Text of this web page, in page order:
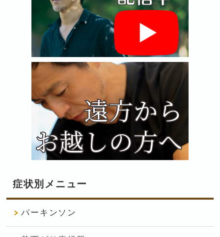
症状別メニュー
パーキンソン